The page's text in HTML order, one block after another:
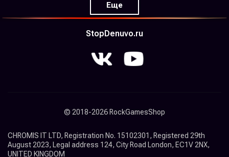
Еще
StopDenuvo.ru
© 2018-2026 RockGamesShop
CHROMIS IT LTD, Registration No. 15102301, Registered 29th
August 2023, Legal address 124, City Road London, EC1V 2NX,
UNITED KINGDOM